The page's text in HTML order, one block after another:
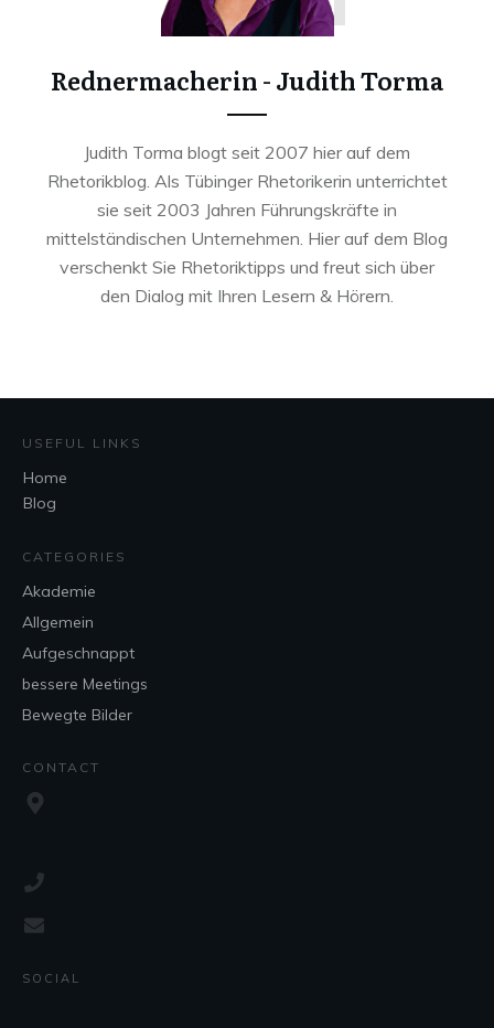
Rednermacherin - Judith Torma
Judith Torma blogt seit 2007 hier auf dem
Rhetorikblog. Als Tübinger Rhetorikerin unterrichtet
sie seit 2003 Jahren Führungskräfte in
mittelständischen Unternehmen. Hier auf dem Blog
verschenkt Sie Rhetoriktipps und freut sich über
den Dialog mit Ihren Lesern & Hörern.
USEFUL LINKS
Home
Blog
CATEGORIES
Akademie
Allgemein
Aufgeschnappt
bessere Meetings
Bewegte Bilder
CONTACT
SOCIAL